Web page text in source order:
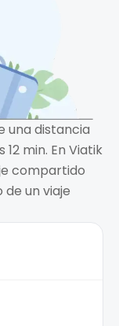
una distancia
min. En Viatik
compartido
un viaje